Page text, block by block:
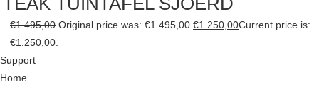
€1.495,00 Original price was: €1.495,00.€1.250,00Current price is:
€1.250,00.
Support
Home